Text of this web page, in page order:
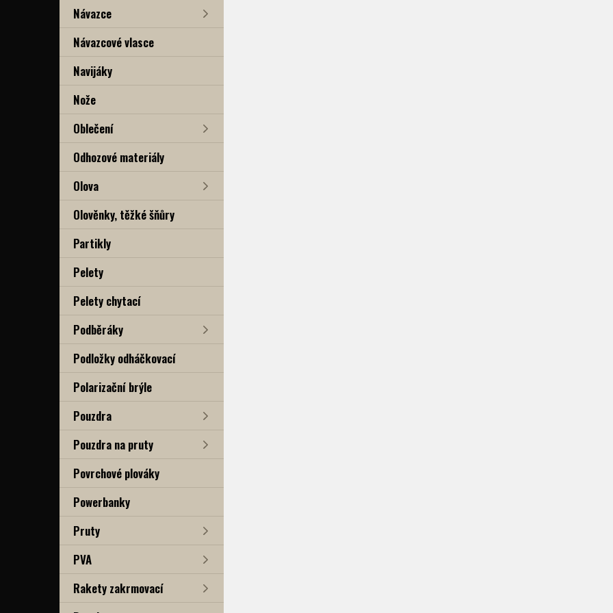
Návazce
Návazcové vlasce
Navijáky
Nože
Oblečení
Odhozové materiály
Olova
Olověnky, těžké šňůry
Partikly
Pelety
Pelety chytací
Podběráky
Podložky odháčkovací
Polarizační brýle
Pouzdra
Pouzdra na pruty
Povrchové plováky
Powerbanky
Pruty
PVA
Rakety zakrmovací